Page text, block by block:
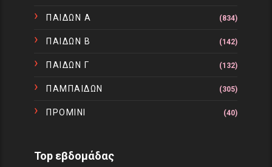
ΠΑΙΔΩΝ Α (834)
ΠΑΙΔΩΝ Β (142)
ΠΑΙΔΩΝ Γ (132)
ΠΑΜΠΑΙΔΩΝ (305)
ΠΡΟΜΙΝΙ (40)
Top εβδομάδας